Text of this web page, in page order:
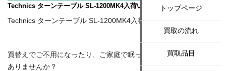
トップページ
買取の流れ
買取品目
Technics ターンテーブル SL-1200MK4入荷いたしました！
Technics ターンテーブル SL-1200MK4入荷いたしました！
買替えでご不用になったり、ご家庭で眠っている楽器、AV機機は
ありませんか？